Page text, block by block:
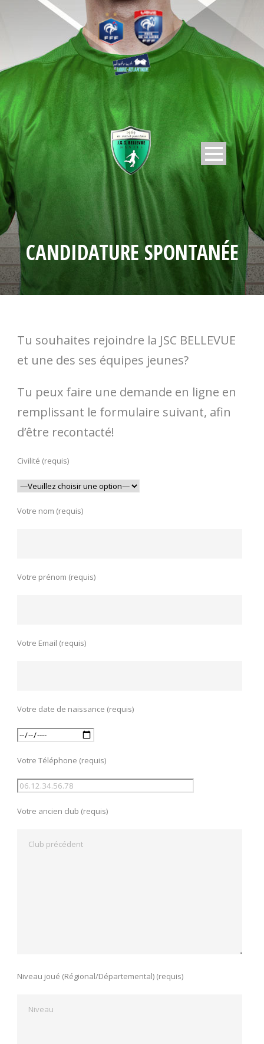
CANDIDATURE SPONTANÉE
Tu souhaites rejoindre la JSC BELLEVUE
et une des ses équipes jeunes?
Tu peux faire une demande en ligne en
remplissant le formulaire suivant, afin
d’être recontacté!
Civilité (requis)
Votre nom (requis)
Votre prénom (requis)
Votre Email (requis)
Votre date de naissance (requis)
Votre Téléphone (requis)
Votre ancien club (requis)
Niveau joué (Régional/Départemental) (requis)